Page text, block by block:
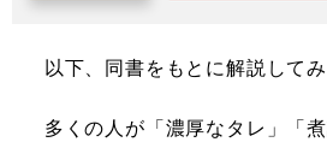
以下、同書をもとに解説してみ
多くの人が「濃厚なタレ」「